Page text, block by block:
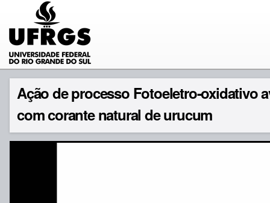
Ação de processo Fotoeletro-oxidativo
com corante natural de urucum